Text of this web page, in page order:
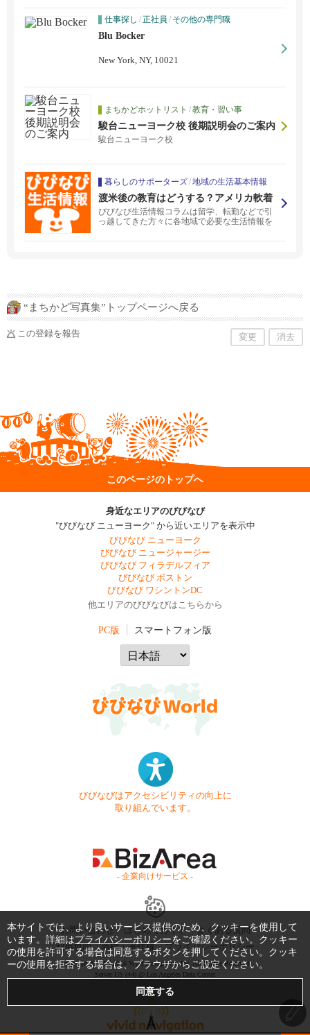
仕事探し /正社員 / その他の専門職
Blu Bocker
New York, NY, 10021
まちかどホットリスト /教育・習い事
駿台ニューヨーク校 後期説明会のご案内
駿台ニューヨーク校
暮らしのサポーターズ/地域の生活基本情報
渡米後の教育はどうする？アメリカ軟着
陸！ソフトランディングのすすめ
びびなび生活情報コラムは留学、転勤などで引
っ越してきた方々に各地域で必要な生活情報を
“まちかど写真集”トップページへ戻る
この登録を報告 変更 消去
このページのトップへ
身近なエリアのびびなび
"びびなび ニューヨーク" から近いエリアを表示中
びびなび ニューヨーク
びびなび ニュージャージー
びびなび フィラデルフィア
びびなび ボストン
びびなび ワシントンDC
他エリアのびびなびはこちらから
PC版 スマートフォン版
びびなびはアクセシビリティの向上に
取り組んでいます。
- 企業向けサービス -
お問い合わせ はじめてガイド
よくある質問
利用規約
商標・著作権 プライバシーポリシー
Copyright © 1999-2026 Vivid Navigation, Inc. All Rights Reserved.
Server US (44) @ Los Angeles Data Center
本サイトでは、より良いサービス提供のため、クッキーを使用して
います。詳細はプライバシーポリシーをご確認ください。クッキー
の使用を許可する場合は同意するボタンを押してください。クッキ
ーの使用を拒否する場合は、ブラウザからご設定ください。